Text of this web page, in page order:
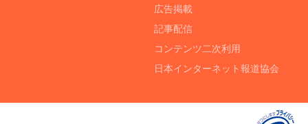
広告掲載
記事配信
コンテンツ二次利用
日本インターネット報道協会